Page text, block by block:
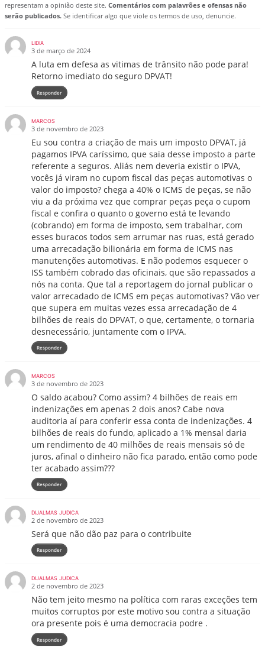
representam a opinião deste site. Comentários com palavrões e ofensas não
serão publicados. Se identificar algo que viole os termos de uso, denuncie.
LIDIA
3 de março de 2024
A luta em defesa as vitimas de trânsito não pode para!
Retorno imediato do seguro DPVAT!
Responder
MARCOS
3 de novembro de 2023
Eu sou contra a criação de mais um imposto DPVAT, já
pagamos IPVA caríssimo, que saia desse imposto a parte
referente a seguros. Aliás nem deveria existir o IPVA,
vocês já viram no cupom fiscal das peças automotivas o
valor do imposto? chega a 40% o ICMS de peças, se não
viu a da próxima vez que comprar peças peça o cupom
fiscal e confira o quanto o governo está te levando
(cobrando) em forma de imposto, sem trabalhar, com
esses buracos todos sem arrumar nas ruas, está gerado
uma arrecadação bilionária em forma de ICMS nas
manutenções automotivas. E não podemos esquecer o
ISS também cobrado das oficinais, que são repassados a
nós na conta. Que tal a reportagem do jornal publicar o
valor arrecadado de ICMS em peças automotivas? Vão ver
que supera em muitas vezes essa arrecadação de 4
bilhões de reais do DPVAT, o que, certamente, o tornaria
desnecessário, juntamente com o IPVA.
Responder
MARCOS
3 de novembro de 2023
O saldo acabou? Como assim? 4 bilhões de reais em
indenizações em apenas 2 dois anos? Cabe nova
auditoria aí para conferir essa conta de indenizações. 4
bilhões de reais do fundo, aplicado a 1% mensal daria
um rendimento de 40 milhões de reais mensais só de
juros, afinal o dinheiro não fica parado, então como pode
ter acabado assim???
Responder
DIJALMAS JUDICA
2 de novembro de 2023
Será que não dão paz para o contribuite
Responder
DIJALMAS JUDICA
2 de novembro de 2023
Não tem jeito mesmo na política com raras exceções tem
muitos corruptos por este motivo sou contra a situação
ora presente pois é uma democracia podre .
Responder